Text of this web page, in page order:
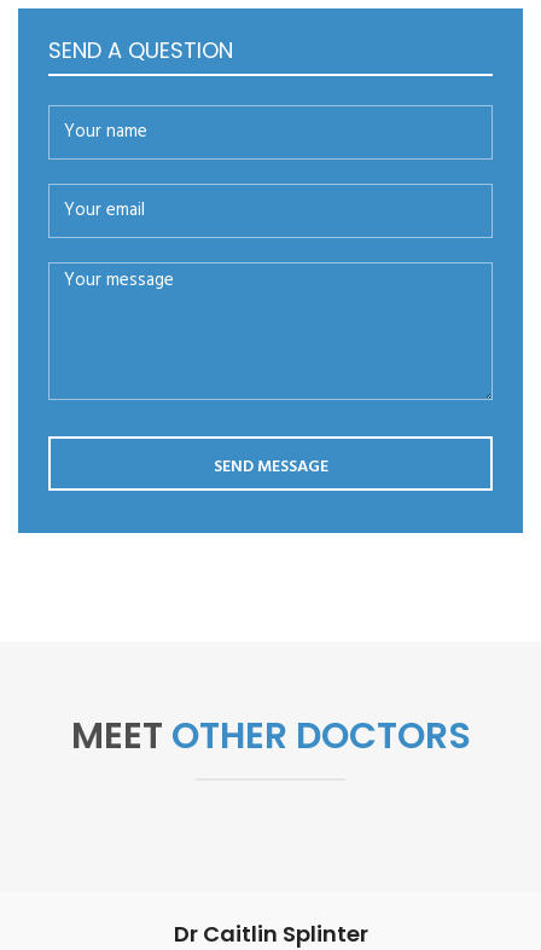
SEND A QUESTION
SEND MESSAGE
MEET OTHER DOCTORS
Dr Caitlin Splinter